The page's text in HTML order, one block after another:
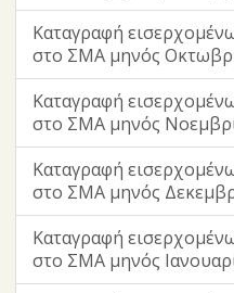
Καταγραφή
στο ΣΜΑ μηνός
Καταγραφή
στο ΣΜΑ μηνός
Καταγραφή
στο ΣΜΑ μηνός
Καταγραφή
στο ΣΜΑ μηνός